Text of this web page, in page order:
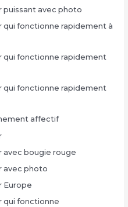
puissant avec photo
qui fonctionne rapidement à
qui fonctionne rapidement
qui fonctionne rapidement
affectif
avec bougie rouge
avec photo
Europe
qui fonctionne